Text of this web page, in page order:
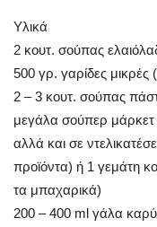
Υλικά
2 κουτ. σούπας
500 γρ. γαρίδες μικρές
2 – 3 κουτ. σούπας
μεγάλα σούπερ μάρκετ
αλλά και σε
προϊόντα) ή 1 γεμάτη
τα μπαχαρικά)
200 – 400 ml γάλα